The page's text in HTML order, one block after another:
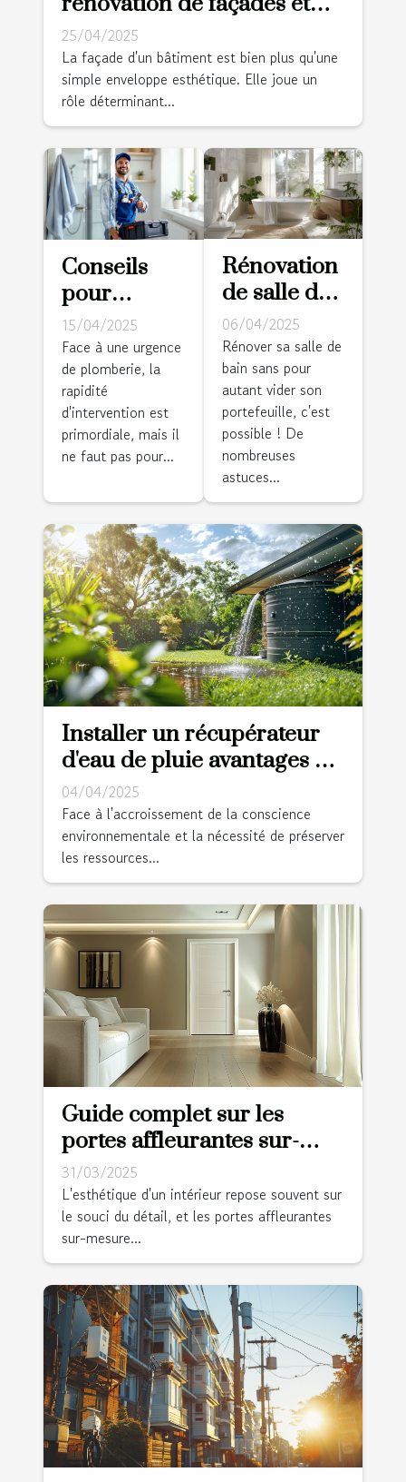
leur importance
environnementale
25/04/2025
La façade d'un bâtiment est bien plus qu'une
simple enveloppe esthétique. Elle joue un
rôle déterminant...
Conseils
pour
choisir un
plombier
fiable pour
une
intervention
d'urgence
15/04/2025
Face à une urgence
de plomberie, la
rapidité
d'intervention est
primordiale, mais il
ne faut pas pour...
Rénovation
de salle de
bain à petit
budget
astuces et
conseils
pour un
espace
rafraîchi
06/04/2025
Rénover sa salle de
bain sans pour
autant vider son
portefeuille, c'est
possible ! De
nombreuses
astuces...
Installer un récupérateur
d'eau de pluie avantages et
guide d'installation pour
réduire votre
consommation
04/04/2025
Face à l'accroissement de la conscience
environnementale et la nécessité de préserver
les ressources...
Guide complet sur les
portes affleurantes sur-
mesure et leur esthétisme
31/03/2025
L'esthétique d'un intérieur repose souvent sur
le souci du détail, et les portes affleurantes
sur-mesure...